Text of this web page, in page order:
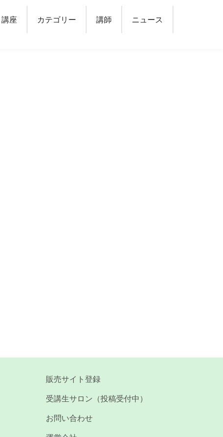
講座 カテゴリー 講師 ニュース
販売サイト登録
受講生サロン（投稿受付中）
お問い合わせ